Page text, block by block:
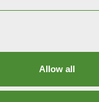
Allow all